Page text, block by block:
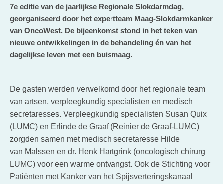
7e editie van de jaarlijkse Regionale Slokdarmdag,
georganiseerd door het expertteam Maag-Slokdarmkanker
van OncoWest. De bijeenkomst stond in het teken van
nieuwe ontwikkelingen in de behandeling én van het
dagelijkse leven met een buismaag.
De gasten werden verwelkomd door het regionale team
van artsen, verpleegkundig specialisten en medisch
secretaresses. Verpleegkundig specialisten Susan Quix
(LUMC) en Erlinde de Graaf (Reinier de Graaf-LUMC)
zorgden samen met medisch secretaresse Hilde
van Malssen en dr. Henk Hartgrink (oncologisch chirurg
LUMC) voor een warme ontvangst. Ook de Stichting voor
Patiënten met Kanker van het Spijsverteringskanaal